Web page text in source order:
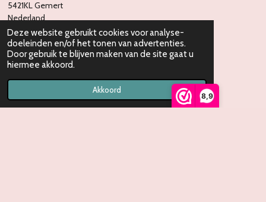
Deze website gebruikt cookies voor analyse-
doeleinden en/of het tonen van advertenties.
Door gebruik te blijven maken van de site gaat u
hiermee akkoord.
Akkoord
8,9
5421KL Gemert
Nederland
Info@liefmutsje.nl
KvK:78681014